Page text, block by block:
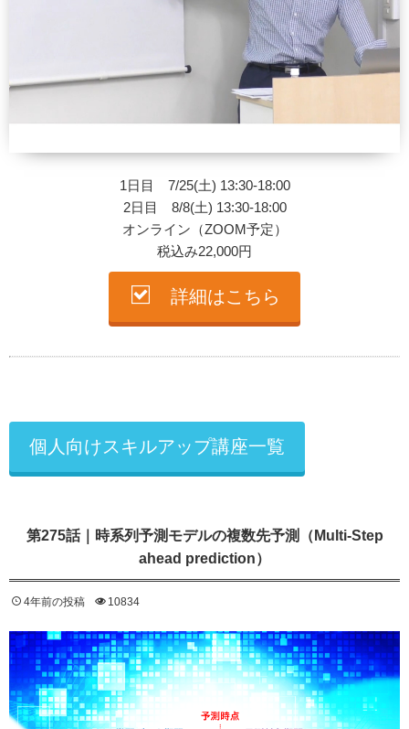
1日目 7/25(土) 13:30-18:00
2日目 8/8(土) 13:30-18:00
オンライン（ZOOM予定）
税込み22,000円
詳細はこちら
個人向けスキルアップ講座一覧
第275話｜時系列予測モデルの複数先予測（Multi-Step
ahead prediction）
4年前の投稿 10834